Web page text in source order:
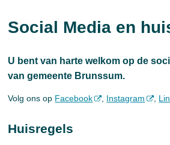
Social Media en
U bent van harte welkom op de
van gemeente Brunssum.
Volg ons op Facebook Instagram
Huisregels